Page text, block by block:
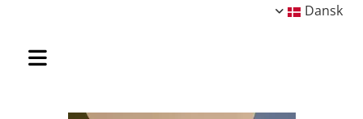
Dansk